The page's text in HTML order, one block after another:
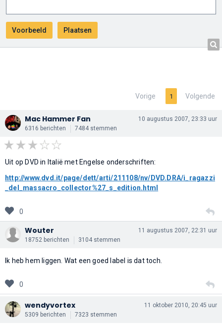
Vorige 1 Volgende
Mac Hammer Fan
6316 berichten 7484 stemmen
10 augustus 2007, 23:33 uur
Uit op DVD in Italië met Engelse onderschriften:
http://www.dvd.it/page/dett/arti/211108/nv/DVD.DRA/i_ragazzi
_del_massacro_collector%27_s_edition.html
0
Wouter
18752 berichten 3104 stemmen
11 augustus 2007, 22:31 uur
Ik heb hem liggen. Wat een goed label is dat toch.
0
wendyvortex
5309 berichten 7323 stemmen
11 oktober 2010, 20:45 uur